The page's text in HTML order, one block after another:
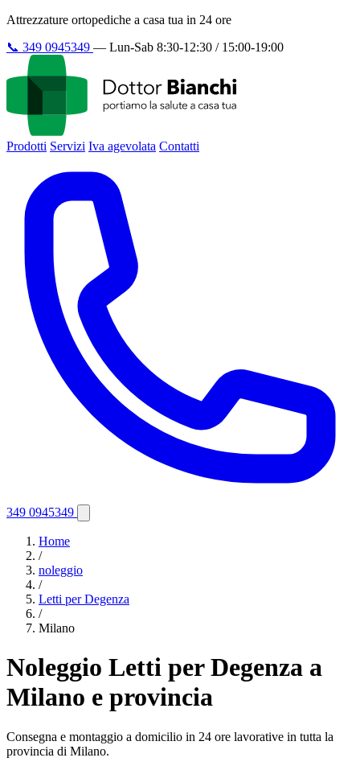
Attrezzature ortopediche a casa tua in 24 ore
📞 349 0945349 — Lun-Sab 8:30-12:30 / 15:00-19:00
Prodotti Servizi Iva agevolata Contatti
349 0945349
Home
/
noleggio
/
Letti per Degenza
/
Milano
Noleggio Letti per Degenza a
Milano e provincia
Consegna e montaggio a domicilio in 24 ore lavorative in tutta la
provincia di Milano.